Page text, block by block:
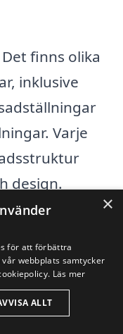
Det finns olika
inklusive
Varje
design.
och högre
material och
installera den.
totala priset.
×
för att förbättra
webbplats samtycker
Läs mer
ALLT